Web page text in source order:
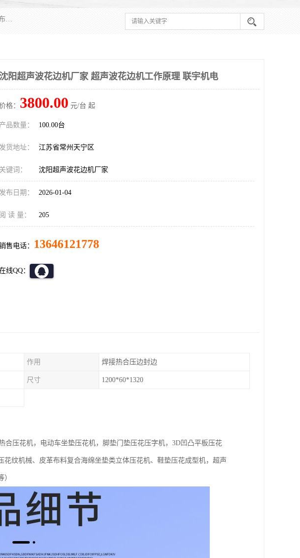
常州联宇机电自动化科技有限公司主营产品：pvc塑料焊机、高频热合机、软膜天花压边机、服装布料凹凸压花机、布料3d压印设备、服装植胶设备、超声波布料花边机、无纺布热合机、全自动压花机。
阳超声波花边机厂家 超声波花边机工作原理 联宇机电
格： 3800.00 元/台 起
产品数量： 100.00台
货地址： 江苏省常州天宁区
关键词： 沈阳超声波花边机厂家
布日期： 2026-01-04
阅 读 量： 205
售电话： 13646121778
线QQ：
作用 焊接热合压边封边
尺寸 1200*60*1320
压花机，电动车坐垫压花机，脚垫门垫压花压字机，3D凹凸平板压花
纹机械、皮革布料复合海绵坐垫类立体压花机、鞋垫压花成型机，超声